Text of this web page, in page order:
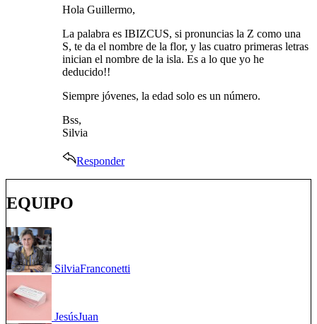
Hola Guillermo,
La palabra es IBIZCUS, si pronuncias la Z como una
S, te da el nombre de la flor, y las cuatro primeras letras
inician el nombre de la isla. Es a lo que yo he
deducido!!
Siempre jóvenes, la edad solo es un número.
Bss,
Silvia
Responder
EQUIPO
SilviaFranconetti
JesúsJuan